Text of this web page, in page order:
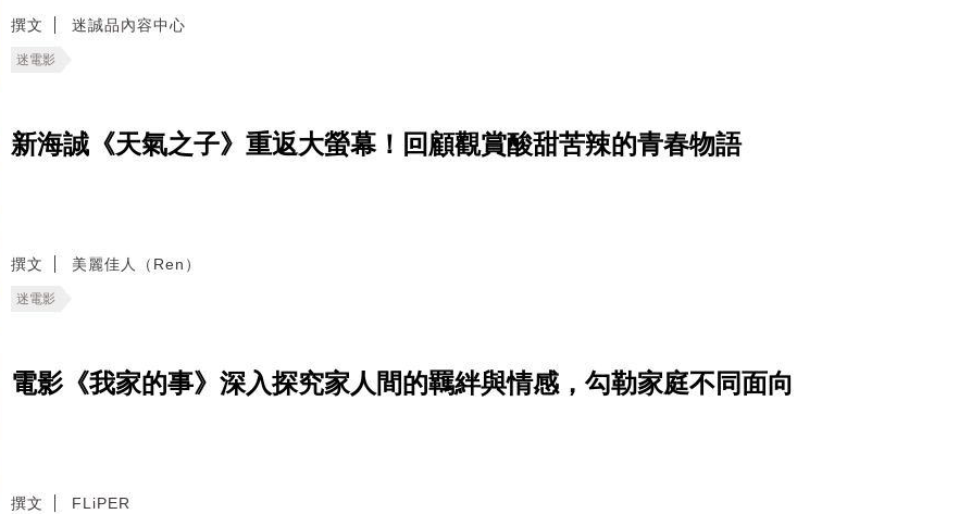
撰文 迷誠品內容中心
迷電影
新海誠《天氣之子》重返大螢幕！回顧觀賞酸甜苦辣的青春物語
撰文 美麗佳人（Ren）
迷電影
電影《我家的事》深入探究家人間的羈絆與情感，勾勒家庭不同面向
撰文 FLiPER